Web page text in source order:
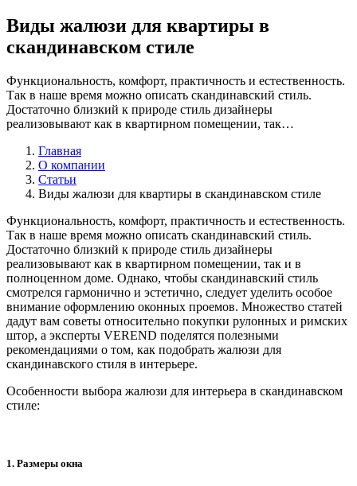
Виды жалюзи для квартиры в
скандинавском стиле
Функциональность, комфорт, практичность и естественность.
Так в наше время можно описать скандинавский стиль.
Достаточно близкий к природе стиль дизайнеры
реализовывают как в квартирном помещении, так…
Главная
О компании
Статьи
Виды жалюзи для квартиры в скандинавском стиле
Функциональность, комфорт, практичность и естественность.
Так в наше время можно описать скандинавский стиль.
Достаточно близкий к природе стиль дизайнеры
реализовывают как в квартирном помещении, так и в
полноценном доме. Однако, чтобы скандинавский стиль
смотрелся гармонично и эстетично, следует уделить особое
внимание оформлению оконных проемов. Множество статей
дадут вам советы относительно покупки рулонных и римских
штор, а эксперты VEREND поделятся полезными
рекомендациями о том, как подобрать жалюзи для
скандинавского стиля в интерьере.
Особенности выбора жалюзи для интерьера в скандинавском
стиле:
1. Размеры окна